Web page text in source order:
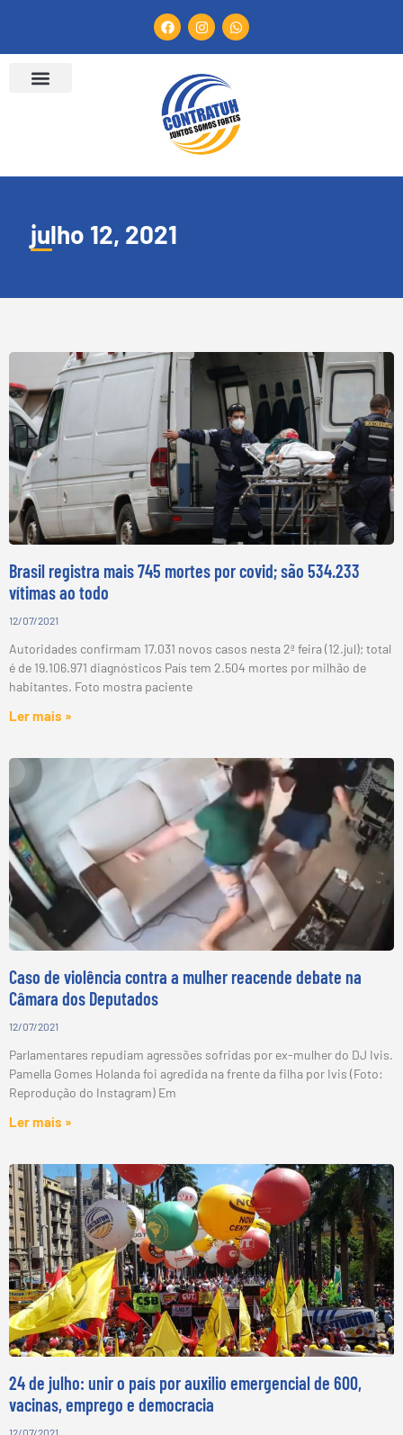
julho 12, 2021
Brasil registra mais 745 mortes por covid; são 534.233
vítimas ao todo
12/07/2021
Autoridades confirmam 17.031 novos casos nesta 2ª feira (12.jul); total
é de 19.106.971 diagnósticos País tem 2.504 mortes por milhão de
habitantes. Foto mostra paciente
Ler mais »
Caso de violência contra a mulher reacende debate na
Câmara dos Deputados
12/07/2021
Parlamentares repudiam agressões sofridas por ex-mulher do DJ Ivis.
Pamella Gomes Holanda foi agredida na frente da filha por Ivis (Foto:
Reprodução do Instagram) Em
Ler mais »
24 de julho: unir o país por auxilio emergencial de 600,
vacinas, emprego e democracia
12/07/2021